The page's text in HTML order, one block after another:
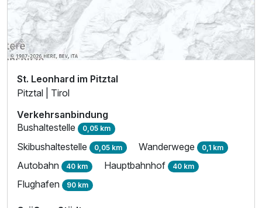
St. Leonhard im Pitztal
Pitztal | Tirol
Verkehrsanbindung
Bushaltestelle 0,05 km
Skibushaltestelle 0,05 km Wanderwege 0,1 km
Autobahn 40 km Hauptbahnhof 40 km
Flughafen 90 km